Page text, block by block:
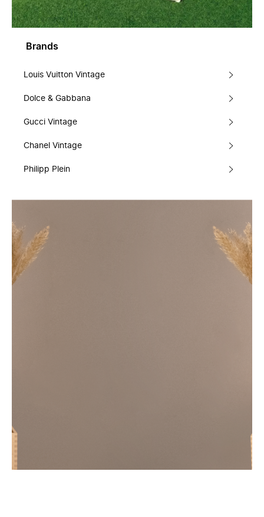
Brands
Louis Vuitton Vintage
Dolce & Gabbana
Gucci Vintage
Chanel Vintage
Philipp Plein